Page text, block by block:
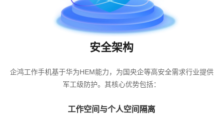
安全架构
企鸿工作手机基于华为HEM能力，为国央企等高安全需求行业提供
军工级防护。其核心优势包括：
工作空间与个人空间隔离